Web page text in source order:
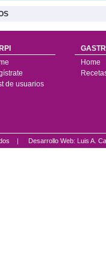
de usuarios
Home
| Desarrollo Web: Luis